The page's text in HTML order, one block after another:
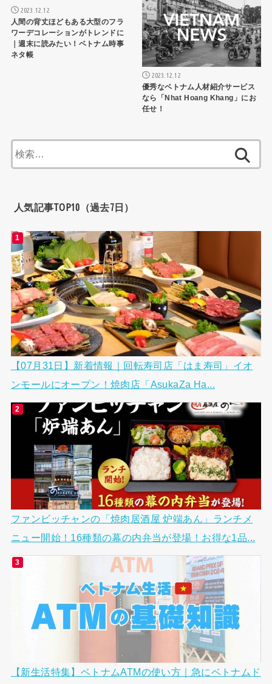
2023.12.12
人間の背丈ほどもある大型のフラ
ワーデコレーションがトレンドに
｜週末に読みたい！ベトナム時事
ネタ帳
2023.12.12
優秀なベトナム人材紹介サービス
なら「Nhat Hoang Khang」にお
任せ！
索:
人気記事TOP10（過去7日）
【07月31日】新着情報｜回転寿司店「はま寿司」イオ
ンモールにオープン！焼肉店「AsukaZa Ha...
ファンビッチャンの「焼肉居酒屋 炉端あん」ランチメ
ニュー開始！16種類の幕の内弁当が登場！お得な1品...
【新生活特集】ベトナムATMの使い方｜急にベトナムド